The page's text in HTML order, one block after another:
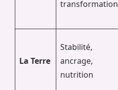
transformation
La Terre
Stabilité,
ancrage,
nutrition